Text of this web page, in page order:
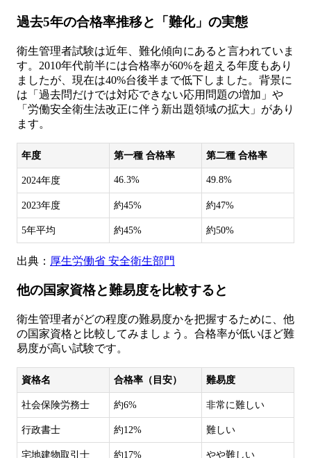
過去5年の合格率推移と「難化」の実態
衛生管理者試験は近年、難化傾向にあると言われていま
す。2010年代前半には合格率が60%を超える年度もあり
ましたが、現在は40%台後半まで低下しました。背景に
は「過去問だけでは対応できない応用問題の増加」や
「労働安全衛生法改正に伴う新出題領域の拡大」があり
ます。
年度 第一種 合格率 第二種 合格率
2024年度 46.3% 49.8%
2023年度 約45% 約47%
5年平均 約45% 約50%
出典： 厚生労働省 安全衛生部門
他の国家資格と難易度を比較すると
衛生管理者がどの程度の難易度かを把握するために、他
の国家資格と比較してみましょう。合格率が低いほど難
易度が高い試験です。
資格名 合格率（目安） 難易度
社会保険労務士 約6% 非常に難しい
行政書士 約12% 難しい
宅地建物取引士 約17% やや難しい